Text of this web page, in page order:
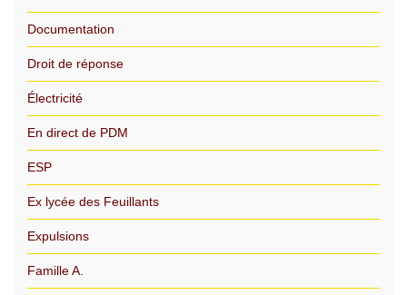
Documentation
Droit de réponse
Électricité
En direct de PDM
ESP
Ex lycée des Feuillants
Expulsions
Famille A.